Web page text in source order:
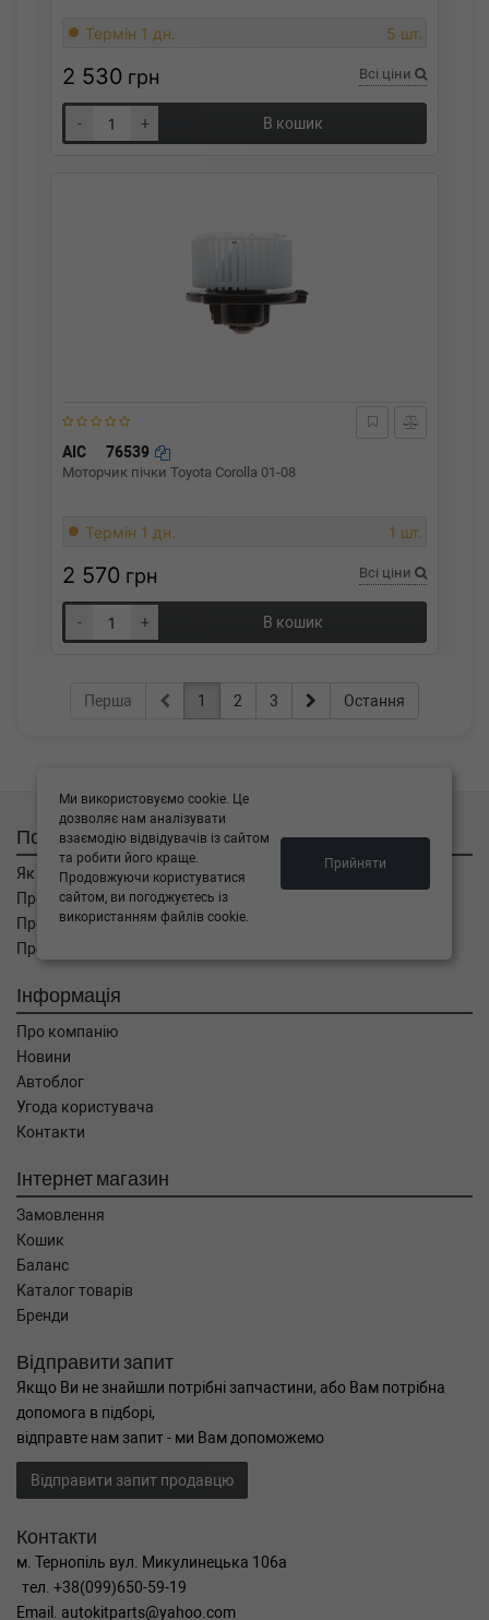
Термін 1 дн. 5 шт.
2 530 грн Всі ціни
- + В кошик
AIC 76539
Моторчик пічки Toyota Corolla 01-08
Термін 1 дн. 1 шт.
2 570 грн Всі ціни
- + В кошик
Перша 1 2 3 Остання
Покупцям
Як замовити
Про оплату
Про доставку
Про повернення
Інформація
Про компанію
Новини
Автоблог
Угода користувача
Контакти
Інтернет магазин
Замовлення
Кошик
Баланс
Каталог товарів
Бренди
Відправити запит
Якщо Ви не знайшли потрібні запчастини, або Вам потрібна
допомога в підборі,
відправте нам запит - ми Вам допоможемо
Відправити запит продавцю
Контакти
м. Тернопіль вул. Микулинецька 106а
тел. +38(099)650-59-19
Email. autokitparts@yahoo.com
Ми використовуємо cookie. Це
дозволяє нам аналізувати
взаємодію відвідувачів із сайтом
та робити його краще.
Продовжуючи користуватися
сайтом, ви погоджуєтесь із
використанням файлів cookie.
Прийняти